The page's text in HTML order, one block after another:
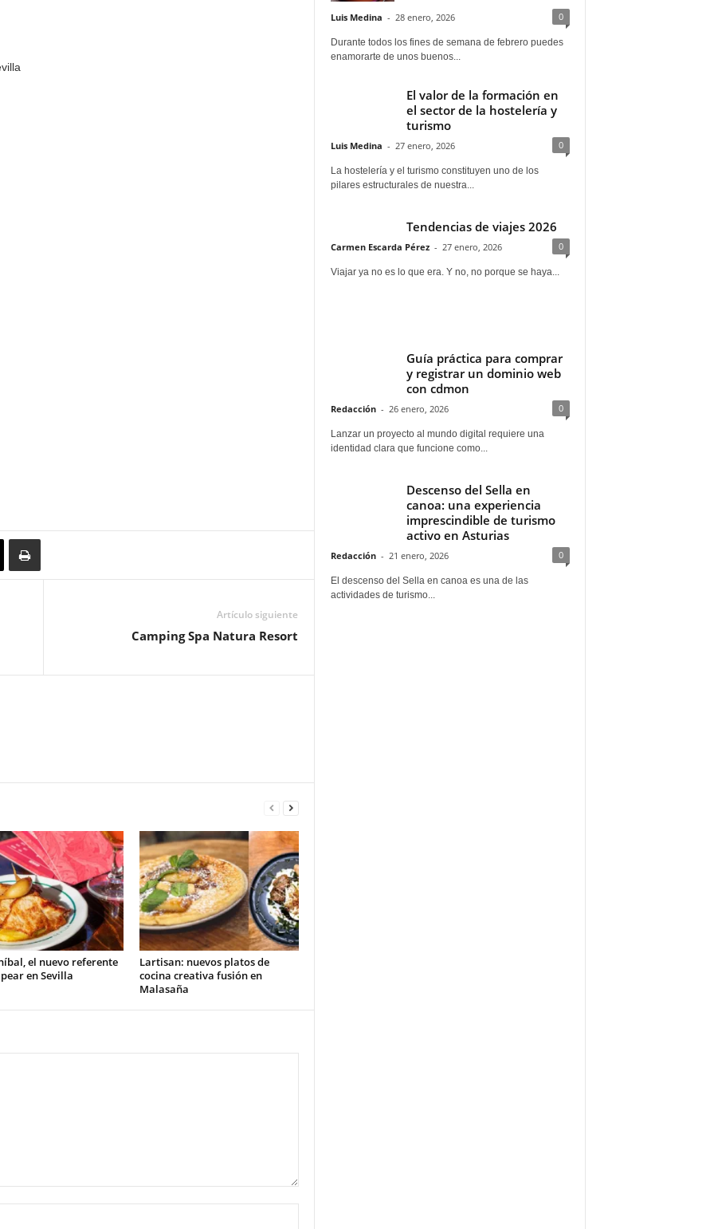
Artículo siguiente
Camping Spa Natura Resort
el nuevo referente
en Sevilla
Lartisan: nuevos platos de
cocina creativa fusión en
Malasaña
Luis Medina - 28 enero, 2026 0
Durante todos los fines de semana de febrero puedes
enamorarte de unos buenos...
El valor de la formación en
el sector de la hostelería y
turismo
Luis Medina - 27 enero, 2026 0
La hostelería y el turismo constituyen uno de los
pilares estructurales de nuestra...
Tendencias de viajes 2026
Carmen Escarda Pérez - 27 enero, 2026 0
Viajar ya no es lo que era. Y no, no porque se haya...
Guía práctica para comprar
y registrar un dominio web
con cdmon
Redacción - 26 enero, 2026 0
Lanzar un proyecto al mundo digital requiere una
identidad clara que funcione como...
Descenso del Sella en
canoa: una experiencia
imprescindible de turismo
activo en Asturias
Redacción - 21 enero, 2026 0
El descenso del Sella en canoa es una de las
actividades de turismo...